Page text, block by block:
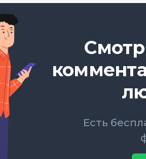
Есть